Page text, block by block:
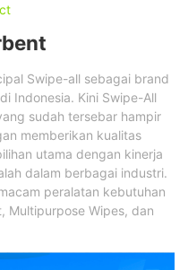
Swipe-all sebagai brand
Indonesia. Kini Swipe-All
sudah tersebar hampir
memberikan kualitas
utama dengan kinerja
dalam berbagai industri.
peralatan kebutuhan
Multipurpose Wipes, dan